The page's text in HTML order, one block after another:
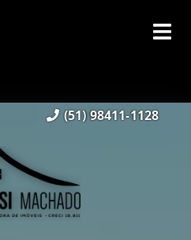
(51) 98411-1128